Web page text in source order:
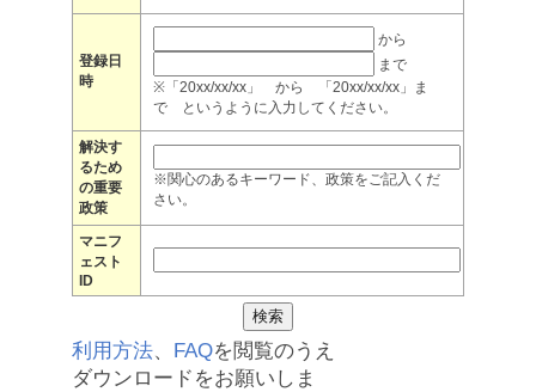
登録日
時
から
まで
※「20xx/xx/xx」 から 「20xx/xx/xx」ま
で というように入力してください。
解決す
るため
の重要
政策
※関心のあるキーワード、政策をご記入くだ
さい。
マニフ
ェスト
ID
利用方法、 FAQを閲覧のうえ
ダウンロードをお願いしま